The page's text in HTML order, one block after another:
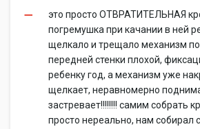
это просто ОТВРАТИТЕЛЬНАЯ
погремушка при качании в ней
щелкало и трещало механизм
передней стенки плохой,
ребенку год, а механизм уже
щелкает, неравномерно
застревает!!!!!!!! самим собрать
просто нереально, нам собирал